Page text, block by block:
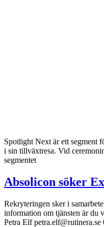
Spotlight Next är ett segment
i sin tillväxtresa. Vid
segmentet
Absolicon söker
Rekryteringen sker i
information om tjänsten är du
Petra Elf